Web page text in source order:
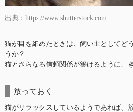
出典：https://www.shutterstock.com
猫が目を細めたときは、飼い主としてど
うか？
猫とさらなる信頼関係が築けるように、
放っておく
猫がリラックスしているようであれば、